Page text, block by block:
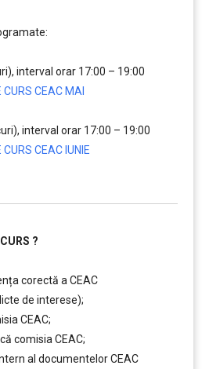
interval orar 17:00 – 19:00
CURS CEAC MAI
interval orar 17:00 – 19:00
CEAC IUNIE
?
corectă a CEAC
de interese);
CEAC;
comisia CEAC;
al documentelor CEAC